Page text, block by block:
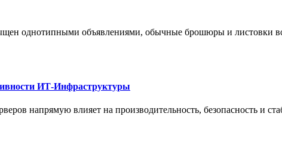
однотипными объявлениями, обычные брошюры и листовки
ИТ-Инфраструктуры
напрямую влияет на производительность, безопасность и